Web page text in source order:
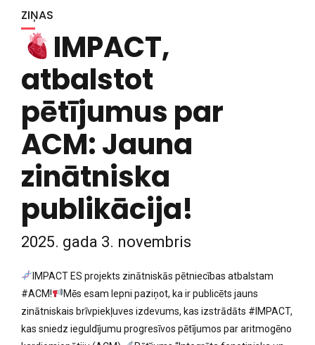
ZIŅAS
IMPACT,
atbalstot
pētījumus par
ACM: Jauna
zinātniska
publikācija!
2025. gada 3. novembris
IMPACT ES projekts zinātniskās pētniecības atbalstam
#ACM!
Mēs esam lepni paziņot, ka ir publicēts jauns
zinātniskais brīvpiekļuves izdevums, kas izstrādāts #IMPACT,
kas sniedz ieguldījumu progresīvos pētījumos par aritmogēno